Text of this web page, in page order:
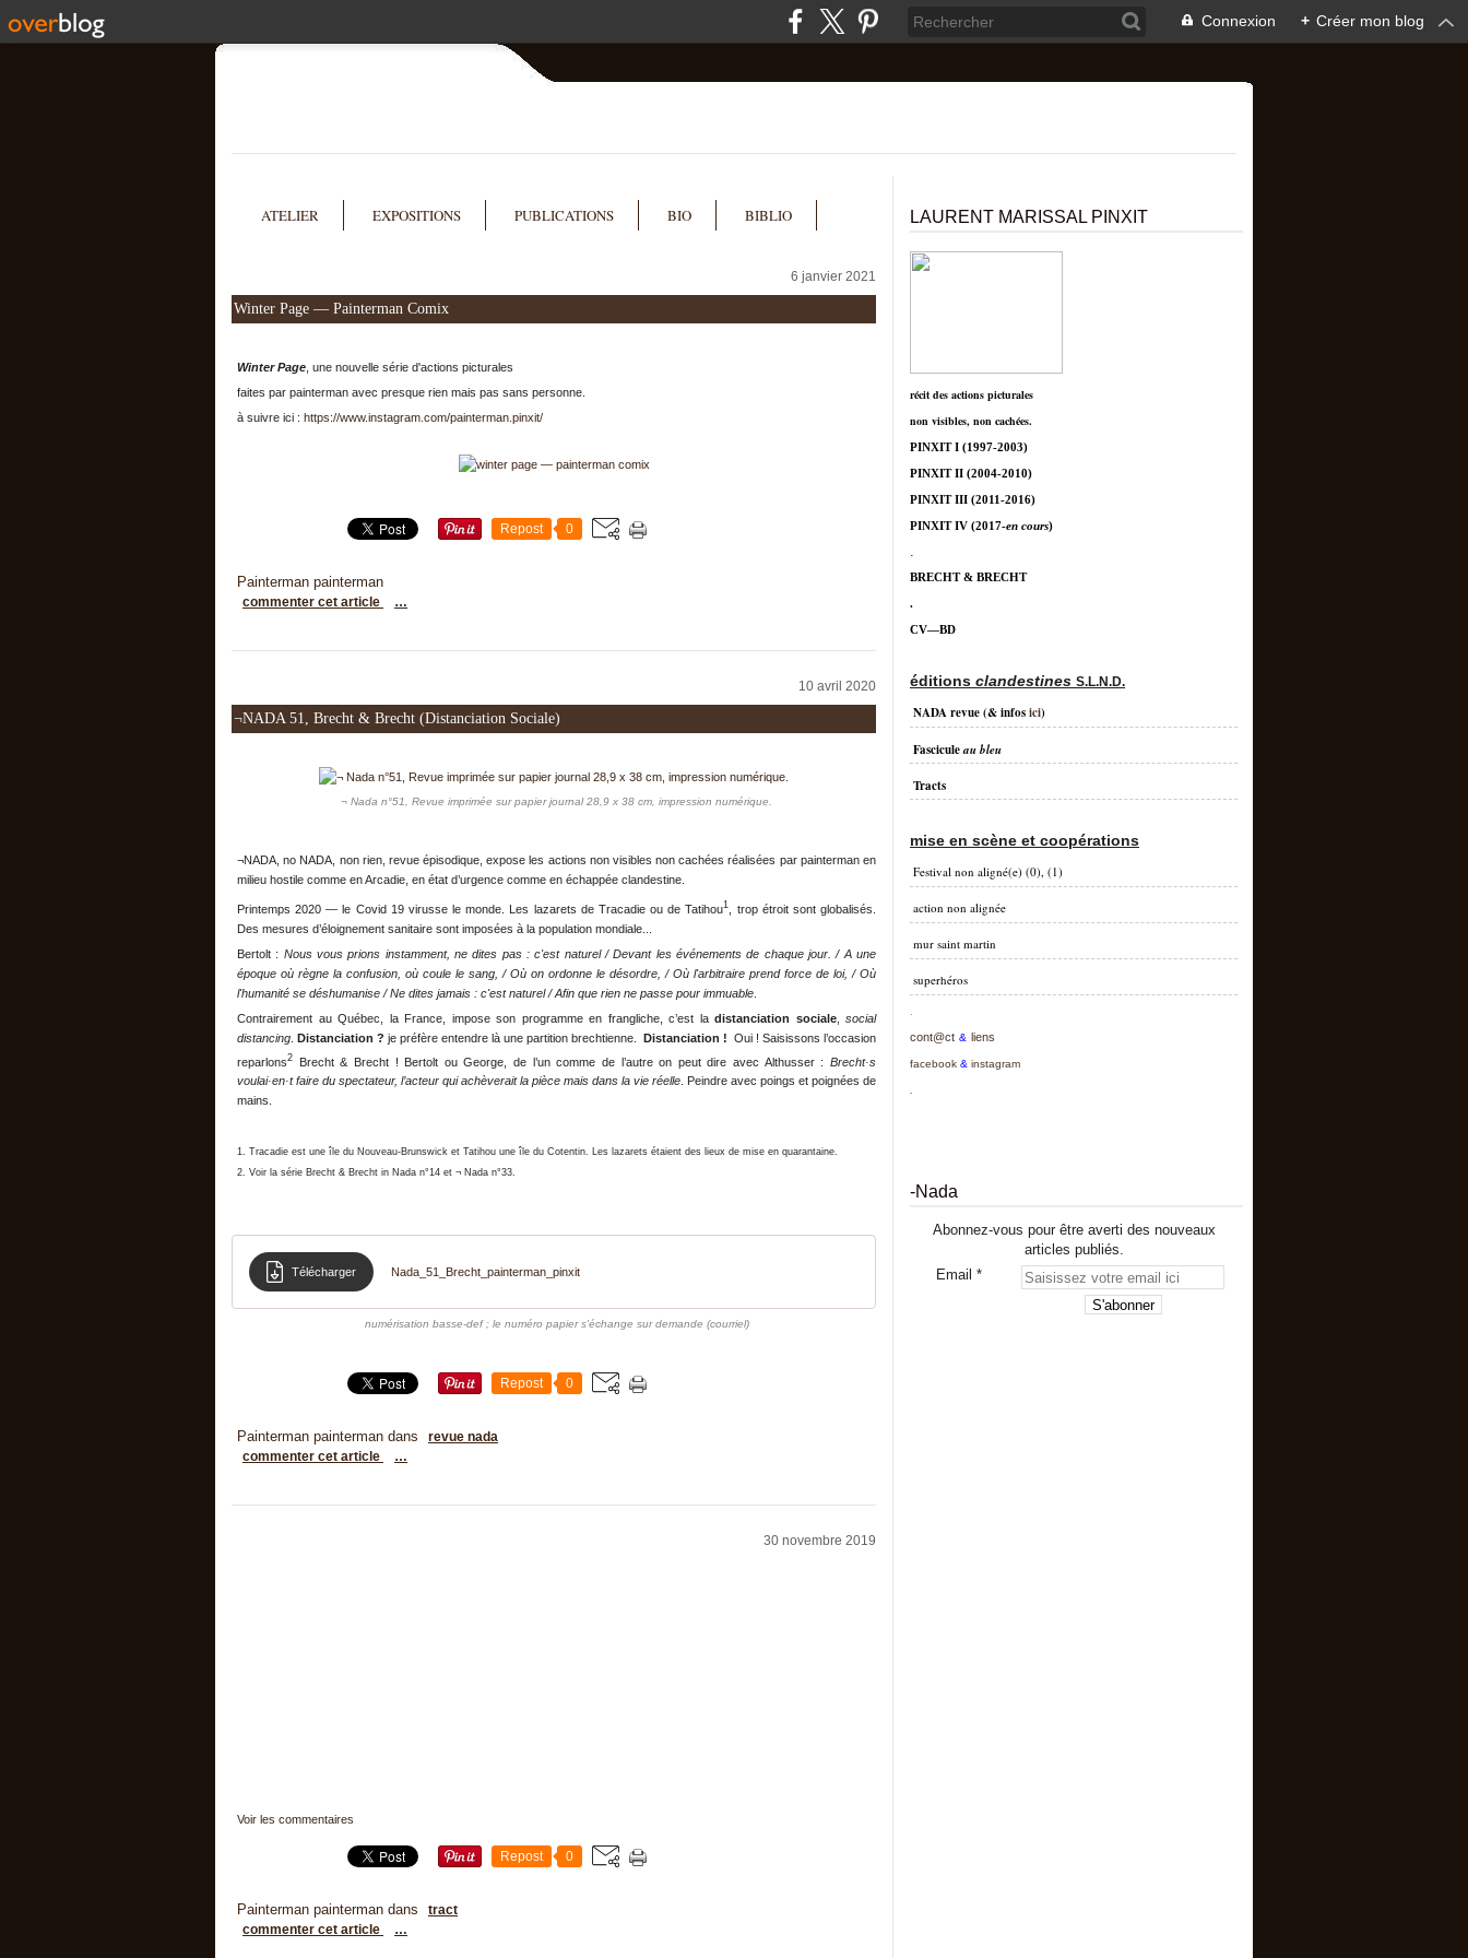
Connexion + Créer mon blog
ATELIER EXPOSITIONS PUBLICATIONS BIO BIBLIO
6 janvier 2021
Winter Page — Painterman Comix
Winter Page , une nouvelle série d'actions picturales
faites par painterman avec presque rien mais pas sans personne.
à suivre ici : https://www.instagram.com/painterman.pinxit/
Repost 0
Painterman painterman
commenter cet article …
10 avril 2020
¬NADA 51, Brecht & Brecht (distanciation Sociale)
¬ Nada n°51, Revue imprimée sur papier journal 28,9 x 38 cm, impression numérique.
¬NADA, no NADA, non rien, revue épisodique, expose les actions non visibles non cachées réalisées par painterman en
milieu hostile comme en Arcadie, en état d’urgence comme en échappée clandestine.
Printemps 2020 — le Covid 19 virusse le monde. Les lazarets de Tracadie ou de Tatihou1
, trop étroit sont globalisés.
Des mesures d’éloignement sanitaire sont imposées à la population mondiale...
Bertolt : Nous vous prions instamment, ne dites pas : c'est naturel / Devant les événements de chaque jour. / A une
époque où règne la confusion, où coule le sang, / Où on ordonne le désordre, / Où l'arbitraire prend force de loi, / Où
l'humanité se déshumanise / Ne dites jamais : c'est naturel / Afin que rien ne passe pour immuable
Contrairement au Québec, la France, impose son programme en frangliche, c’est la distanciation sociale, social
distancing Distanciation ? je préfère entendre là une partition brechtienne. Distanciation ! Oui ! Saisissons l’occasion
reparlons2 Brecht & Brecht ! Bertolt ou George, de l’un comme de l’autre on peut dire avec Althusser : Brecht·s
voulai·en·t faire du spectateur, l’acteur qui achèverait la pièce mais dans la vie réelle . Peindre avec poings et poignées de
mains.
1. Tracadie est une île du Nouveau-Brunswick et Tatihou une île du Cotentin. Les lazarets étaient des lieux de mise en quarantaine.
2. Voir la série Brecht & Brecht in Nada n°14 et ¬ Nada n°33.
Télécharger Nada_51_Brecht_painterman_pinxit
numérisation basse-def ; le numéro papier s'échange sur demande (courriel)
Repost 0
Painterman painterman dans
revue nada
commenter cet article
…
30 novembre 2019
Voir les commentaires
Repost 0
Painterman painterman dans
tract
commenter cet article
…
LAURENT MARISSAL PINXIT
récit des actions picturales
non visibles, non cachées.
PINXIT I (1997-2003)
PINXIT II (2004-2010)
PINXIT III (2011-2016)
PINXIT IV (2017-en cours)
.
BRECHT & BRECHT
.
CV—BD
éditions clandestines S.L.N.D.
NADA revue(& infosici)
Fasciculeau bleu
Tracts
mise en scène et coopérations
Festival non aligné(e) (0), (1)
action non alignée
mur saint martin
superhéros
cont@ct & liens
facebook & instagram
.
-Nada
Abonnez-vous pour être averti des nouveaux
articles publiés.
Email